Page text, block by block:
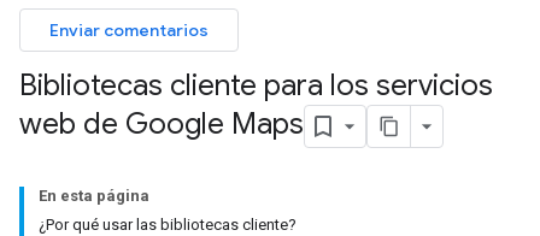
Enviar comentarios
Bibliotecas cliente para los servicios
web de Google Maps
En esta página
¿Por qué usar las bibliotecas cliente?